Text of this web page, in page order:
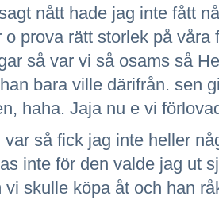
nått hade jag inte fått
o prova rätt storlek på våra
så var vi så osams så
bara ville därifrån. sen
haha. Jaja nu e vi
så fick jag inte heller
inte för den valde jag ut
vi skulle köpa åt och han